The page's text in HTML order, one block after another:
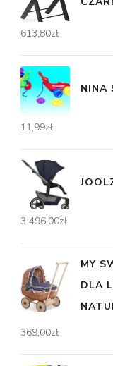
613,80zł
NINA
11,99zł
3 496,00zł
MY
DLA
369,00zł